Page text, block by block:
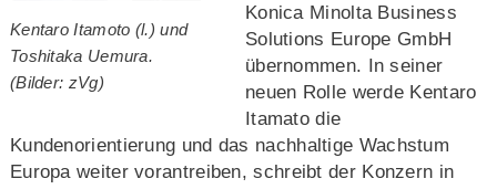
Kentaro Itamoto (l.) und
Toshitaka Uemura.
(Bilder: zVg)
Konica Minolta Business
Solutions Europe GmbH
übernommen. In seiner
neuen Rolle werde Kentaro
Itamato die
Kundenorientierung und das nachhaltige Wachstum
Europa weiter vorantreiben, schreibt der Konzern in